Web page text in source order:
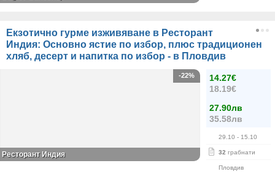
Екзотично гурме изживяване в Ресторант
Индия: Основно ястие по избор, плюс традиционен
хляб, десерт и напитка по избор - в Пловдив
14.27€
18.19€
27.90лв
35.58лв
29.10 - 15.10
32 грабнати
Пловдив
-22%
Ресторант Индия